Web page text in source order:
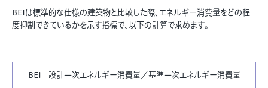
BEIは標準的な仕様の建築物と比較した際、エネルギー消費量をどの程
度抑制できているかを示す指標で、以下の計算で求めます。
BEI＝設計一次エネルギー消費量／基準一次エネルギー消費量